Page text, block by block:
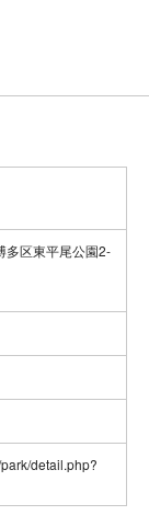
多区東平尾公園2-
detail.php?